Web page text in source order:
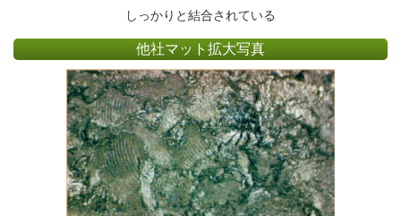
しっかりと結合されている
他社マット拡大写真